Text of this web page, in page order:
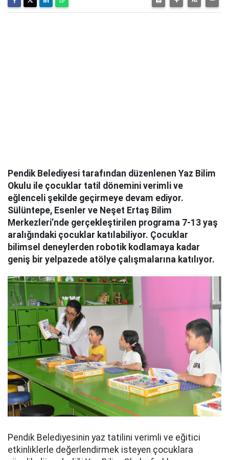
Pendik Belediyesi tarafından düzenlenen Yaz Bilim
Okulu ile çocuklar tatil dönemini verimli ve
eğlenceli şekilde geçirmeye devam ediyor.
Sülüntepe, Esenler ve Neşet Ertaş Bilim
Merkezleri’nde gerçekleştirilen programa 7-13 yaş
aralığındaki çocuklar katılabiliyor. Çocuklar
bilimsel deneylerden robotik kodlamaya kadar
geniş bir yelpazede atölye çalışmalarına katılıyor.
Pendik Belediyesinin yaz tatilini verimli ve eğitici
etkinliklerle değerlendirmek isteyen çocuklara